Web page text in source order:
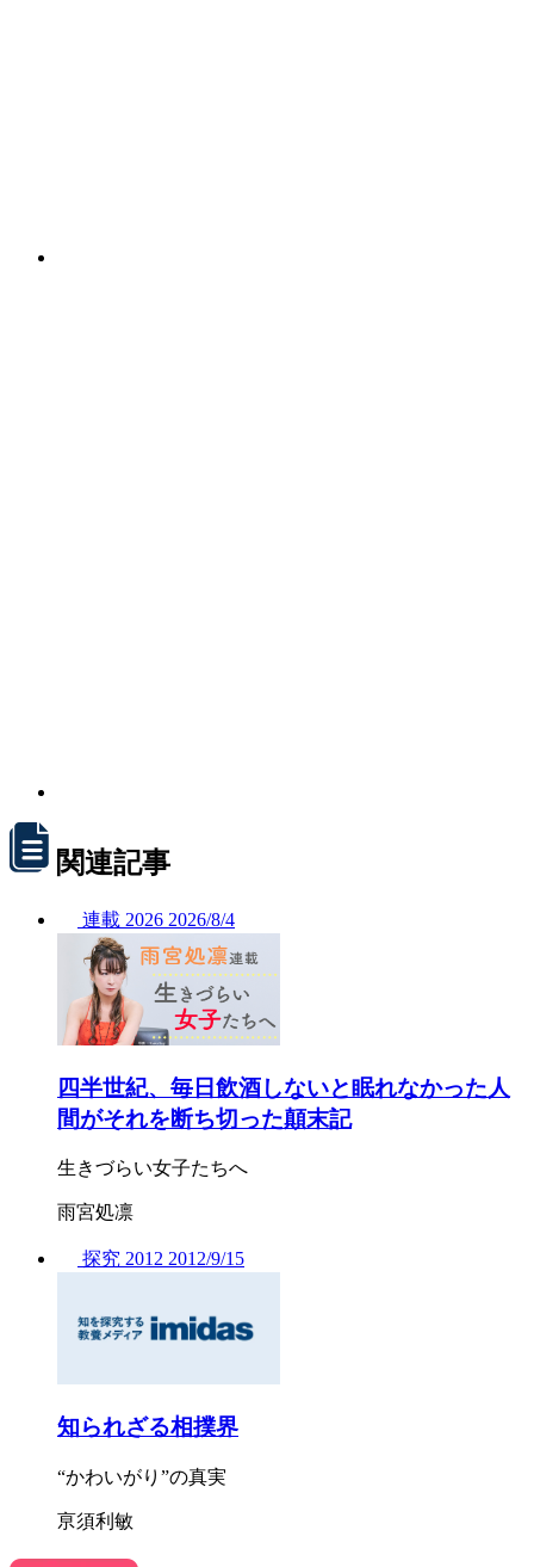
関連記事
連載 2026 2026/8/4
四半世紀、毎日飲酒しないと眠れなかった人
間がそれを断ち切った顛末記
生きづらい女子たちへ
雨宮処凛
探究 2012 2012/9/15
知られざる相撲界
“かわいがり”の真実
亰須利敏